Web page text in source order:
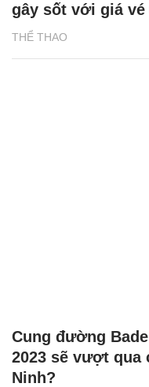
THỂ THAO
gây sốt với giá
Cung đường
2023 sẽ vượt qua
Ninh?